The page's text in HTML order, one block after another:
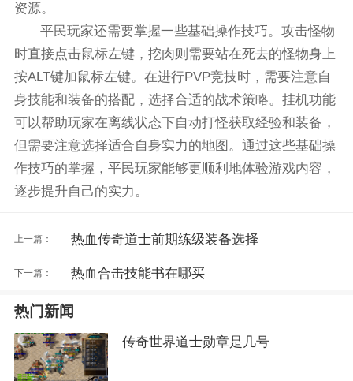
资源。
平民玩家还需要掌握一些基础操作技巧。攻击怪物
时直接点击鼠标左键，挖肉则需要站在死去的怪物身上
按ALT键加鼠标左键。在进行PVP竞技时，需要注意自
身技能和装备的搭配，选择合适的战术策略。挂机功能
可以帮助玩家在离线状态下自动打怪获取经验和装备，
但需要注意选择适合自身实力的地图。通过这些基础操
作技巧的掌握，平民玩家能够更顺利地体验游戏内容，
逐步提升自己的实力。
上一篇： 热血传奇道士前期练级装备选择
下一篇： 热血合击技能书在哪买
热门新闻
传奇世界道士勋章是几号